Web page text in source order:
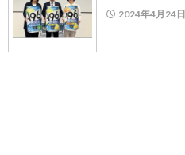
2024年4月24日